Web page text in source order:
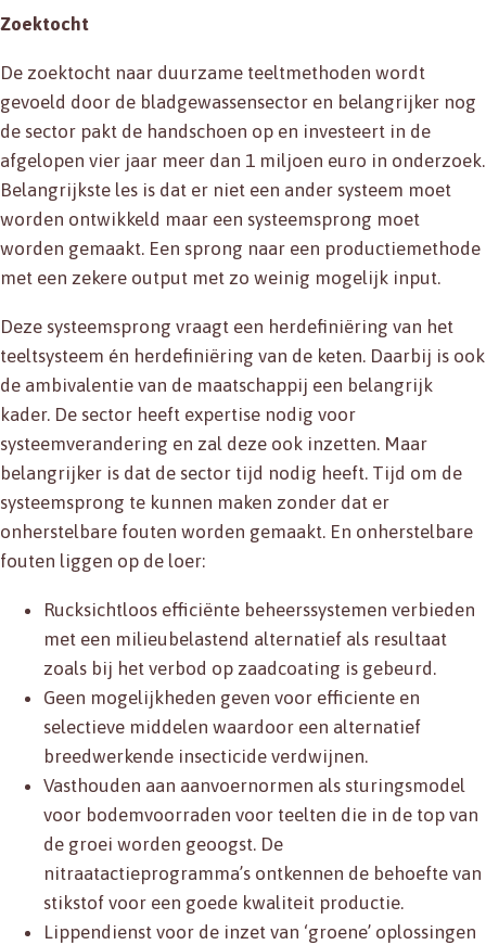
Zoektocht
De zoektocht naar duurzame teeltmethoden wordt
gevoeld door de bladgewassensector en belangrijker nog
de sector pakt de handschoen op en investeert in de
afgelopen vier jaar meer dan 1 miljoen euro in onderzoek.
Belangrijkste les is dat er niet een ander systeem moet
worden ontwikkeld maar een systeemsprong moet
worden gemaakt. Een sprong naar een productiemethode
met een zekere output met zo weinig mogelijk input.
Deze systeemsprong vraagt een herdefiniëring van het
teeltsysteem én herdefiniëring van de keten. Daarbij is ook
de ambivalentie van de maatschappij een belangrijk
kader. De sector heeft expertise nodig voor
systeemverandering en zal deze ook inzetten. Maar
belangrijker is dat de sector tijd nodig heeft. Tijd om de
systeemsprong te kunnen maken zonder dat er
onherstelbare fouten worden gemaakt. En onherstelbare
fouten liggen op de loer:
Rucksichtloos efficiënte beheerssystemen verbieden
met een milieubelastend alternatief als resultaat
zoals bij het verbod op zaadcoating is gebeurd.
Geen mogelijkheden geven voor efficiente en
selectieve middelen waardoor een alternatief
breedwerkende insecticide verdwijnen.
Vasthouden aan aanvoernormen als sturingsmodel
voor bodemvoorraden voor teelten die in de top van
de groei worden geoogst. De
nitraatactieprogramma’s ontkennen de behoefte van
stikstof voor een goede kwaliteit productie.
Lippendienst voor de inzet van ‘groene’ oplossingen